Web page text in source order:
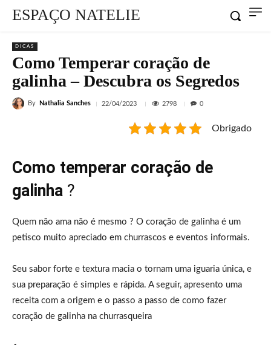
ESPAÇO NATELIE
DICAS
Como Temperar coração de
galinha – Descubra os Segredos
By Nathalia Sanches 22/04/2023 2798 0
Obrigado
Como temperar coração de
galinha ?
Quem não ama não é mesmo ? O coração de galinha é um
petisco muito apreciado em churrascos e eventos informais.
Seu sabor forte e textura macia o tornam uma iguaria única, e
sua preparação é simples e rápida. A seguir, apresento uma
receita com a origem e o passo a passo de como fazer
coração de galinha na churrasqueira